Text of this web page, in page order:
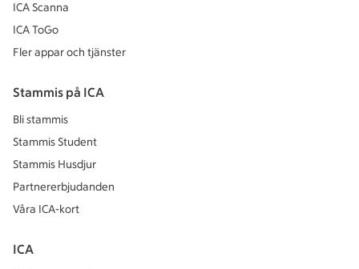
ICA Scanna
ICA ToGo
Fler appar och tjänster
Stammis på ICA
Bli stammis
Stammis Student
Stammis Husdjur
Partnererbjudanden
Våra ICA-kort
ICA